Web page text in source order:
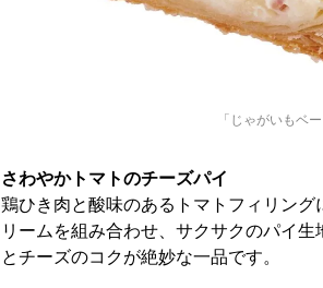
「じゃがいもベ
さわやかトマトのチーズパイ
鶏ひき肉と酸味のあるトマトフィリン
リームを組み合わせ、サクサクのパイ
とチーズのコクが絶妙な一品です。​